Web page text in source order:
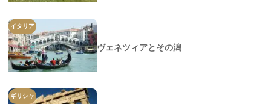
イタリア
ヴェネツィアとその潟
ギリシャ